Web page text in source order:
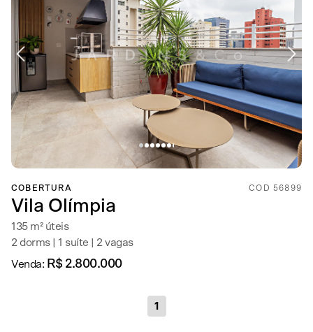
COBERTURA COD 56899
Vila Olímpia
135 m² úteis
2 dorms | 1 suíte | 2 vagas
Venda: R$ 2.800.000
1